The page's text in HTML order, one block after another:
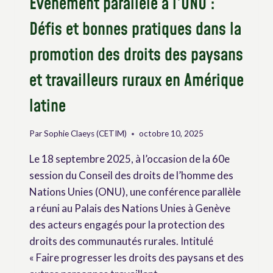
Défis et bonnes pratiques dans la
promotion des droits des paysans
et travailleurs ruraux en Amérique
latine
ParSophie Claeys (CETIM) octobre 10, 2025
Le 18 septembre 2025, à l’occasion de la 60e
session du Conseil des droits de l’homme des
Nations Unies (ONU), une conférence parallèle
a réuni au Palais des Nations Unies à Genève
des acteurs engagés pour la protection des
droits des communautés rurales. Intitulé
« Faire progresser les droits des paysans et des